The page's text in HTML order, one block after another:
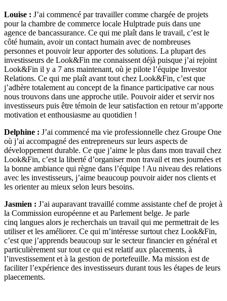
Louise : J’ai commencé par travailler comme chargée de projets
pour la chambre de commerce locale Hulptrade puis dans une
agence de bancassurance. Ce qui me plaît dans le travail, c’est le
côté humain, avoir un contact humain avec de nombreuses
personnes et pouvoir leur apporter des solutions. La plupart des
investisseurs de Look&Fin me connaissent déjà puisque j’ai rejoint
Look&Fin il y a 7 ans maintenant, où je pilote l’équipe Investor
Relations. Ce qui me plaît avant tout chez Look&Fin, c’est que
j’adhère totalement au concept de la finance participative car nous
nous trouvons dans une approche utile. Pouvoir aider et servir nos
investisseurs puis être témoin de leur satisfaction en retour m’apporte
motivation et enthousiasme au quotidien !
Delphine : J’ai commencé ma vie professionnelle chez Groupe One
où j’ai accompagné des entrepreneurs sur leurs aspects de
développement durable. Ce que j’aime le plus dans mon travail chez
Look&Fin, c’est la liberté d’organiser mon travail et mes journées et
la bonne ambiance qui règne dans l’équipe ! Au niveau des relations
avec les investisseurs, j’aime beaucoup pouvoir aider nos clients et
les orienter au mieux selon leurs besoins.
Jasmien : J’ai auparavant travaillé comme assistante chef de projet à
la Commission européenne et au Parlement belge. Je parle
cinq langues alors je recherchais un travail qui me permettrait de les
utiliser et les améliorer. Ce qui m’intéresse surtout chez Look&Fin,
c’est que j’apprends beaucoup sur le secteur financier en général et
particulièrement sur tout ce qui est relatif aux placements, à
l’investissement et à la gestion de portefeuille. Ma mission est de
faciliter l’expérience des investisseurs durant tous les étapes de leurs
plaecements.